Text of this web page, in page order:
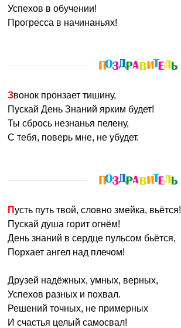
Успехов в обучении!
Прогресса в начинаньях!
Звонок пронзает тишину,
Пускай День Знаний ярким будет!
Ты сбрось незнанья пелену,
С тебя, поверь мне, не убудет.
Пусть путь твой, словно змейка, вьётся!
Пускай душа горит огнём!
День знаний в сердце пульсом бьётся,
Порхает ангел над плечом!
Друзей надёжных, умных, верных,
Успехов разных и похвал.
Решений точных, не примерных
И счастья целый самосвал!